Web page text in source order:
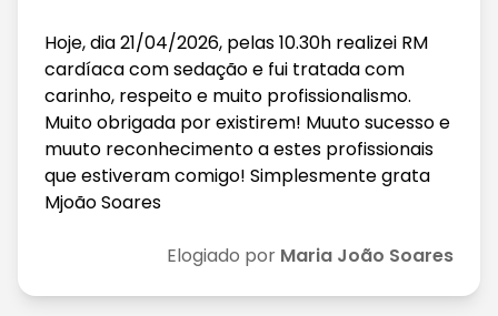
Hoje, dia 21/04/2026, pelas 10.30h realizei RM
cardíaca com sedação e fui tratada com
carinho, respeito e muito profissionalismo.
Muito obrigada por existirem! Muuto sucesso e
muuto reconhecimento a estes profissionais
que estiveram comigo! Simplesmente grata
Mjoão Soares
Elogiado por Maria João Soares